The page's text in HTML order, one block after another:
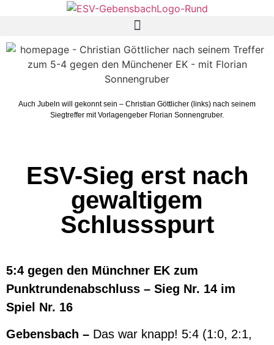
Auch Jubeln will gekonnt sein – Christian Göttlicher (links) nach seinem
Siegtreffer mit Vorlagengeber Florian Sonnengruber.
ESV-Sieg erst nach
gewaltigem
Schlussspurt
5:4 gegen den Münchner EK zum
Punktrundenabschluss – Sieg Nr. 14 im
Spiel Nr. 16
Gebensbach – Das war knapp! 5:4 (1:0, 2:1,